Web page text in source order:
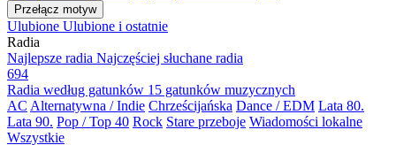
Przełącz motyw
Ulubione Ulubione i ostatnie
Radia
Najlepsze radia Najczęściej słuchane radia
694
Radia według gatunków 15 gatunków muzycznych
AC Alternatywna / Indie Chrześcijańska Dance / EDM Lata 80.
Lata 90. Pop / Top 40 Rock Stare przeboje Wiadomości lokalne
Wszystkie